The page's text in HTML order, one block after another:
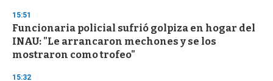
d
s
15:51
Funcionaria policial sufrió golpiza en hogar del
INAU: "Le arrancaron mechones y se los
mostraron como trofeo"
15:32